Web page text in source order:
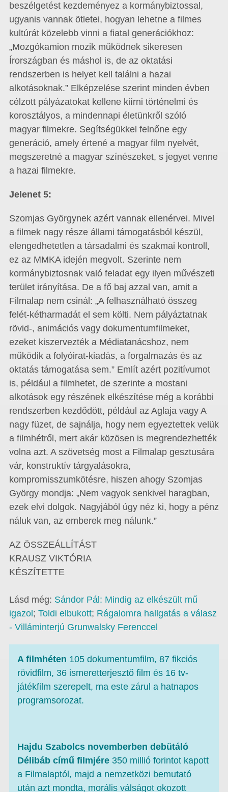
beszélgetést kezdeményez a kormánybiztossal,
ugyanis vannak ötletei, hogyan lehetne a filmes
kultúrát közelebb vinni a fiatal generációkhoz:
„Mozgókamion mozik működnek sikeresen
Írországban és máshol is, de az oktatási
rendszerben is helyet kell találni a hazai
alkotásoknak.” Elképzelése szerint minden évben
célzott pályázatokat kellene kiírni történelmi és
korosztályos, a mindennapi életünkről szóló
magyar filmekre. Segítségükkel felnőne egy
generáció, amely értené a magyar film nyelvét,
megszeretné a magyar színészeket, s jegyet venne
a hazai filmekre.
Jelenet 5:
Szomjas Györgynek azért vannak ellenérvei. Mivel
a filmek nagy része állami támogatásból készül,
elengedhetetlen a társadalmi és szakmai kontroll,
ez az MMKA idején megvolt. Szerinte nem
kormánybiztosnak való feladat egy ilyen művészeti
terület irányítása. De a fő baj azzal van, amit a
Filmalap nem csinál: „A felhasználható összeg
felét-kétharmadát el sem költi. Nem pályáztatnak
rövid-, animációs vagy dokumentumfilmeket,
ezeket kiszervezték a Médiatanácshoz, nem
működik a folyóirat-kiadás, a forgalmazás és az
oktatás támogatása sem.” Említ azért pozitívumot
is, például a filmhetet, de szerinte a mostani
alkotások egy részének elkészítése még a korábbi
rendszerben kezdődött, például az Aglaja vagy A
nagy füzet, de sajnálja, hogy nem egyeztettek velük
a filmhétről, mert akár közösen is megrendezhették
volna azt. A szövetség most a Filmalap gesztusára
vár, konstruktív tárgyalásokra,
kompromisszumkötésre, hiszen ahogy Szomjas
György mondja: „Nem vagyok senkivel haragban,
ezek elvi dolgok. Nagyjából úgy néz ki, hogy a pénz
náluk van, az emberek meg nálunk.”
AZ ÖSSZEÁLLÍTÁST
KRAUSZ VIKTÓRIA
KÉSZÍTETTE
Lásd még: Sándor Pál: Mindig az elkészült mű
igazol ; Toldi elbukott; Rágalomra hallgatás a válasz
- Villáminterjú Grunwalsky Ferenccel
A filmhéten 105 dokumentumfilm, 87 fikciós
rövidfilm, 36 ismeretterjesztő film és 16 tv-
játékfilm szerepelt, ma este zárul a hatnapos
programsorozat.
Hajdu Szabolcs novemberben debütáló
Délibáb című filmjére 350 millió forintot kapott
a Filmalaptól, majd a nemzetközi bemutató
után azt mondta, morális válságot okozott